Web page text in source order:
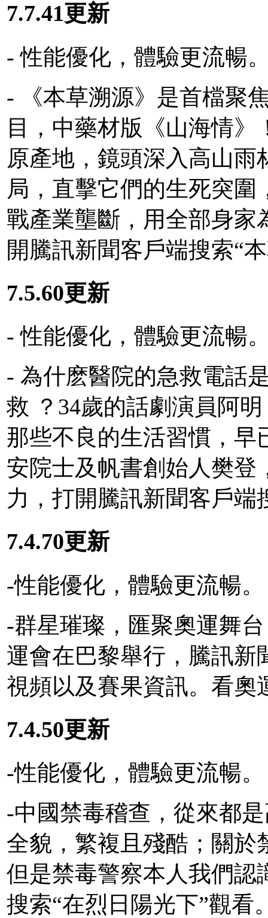
7.7.41更新
- 性能優化，體驗更流暢
- 《本草溯源》是首檔聚
目，中藥材版《山海情
原產地，鏡頭深入高山
局，直擊它們的生死突圍
戰產業壟斷，用全部身家
開騰訊新聞客戶端搜索“
7.5.60更新
- 性能優化，體驗更流暢
- 為什麽醫院的急救電話
救 ？34歲的話劇演員阿
那些不良的生活習慣，早
安院士及帆書創始人樊登
力，打開騰訊新聞客戶端
7.4.70更新
-性能優化，體驗更流暢。
-群星璀璨，匯聚奧運舞
運會在巴黎舉行，騰訊新
視頻以及賽果資訊。看奧
7.4.50更新
-性能優化，體驗更流暢。
-中國禁毒稽查，從來都
全貌，繁複且殘酷；關於
但是禁毒警察本人我們認
搜索“在烈日陽光下”觀看